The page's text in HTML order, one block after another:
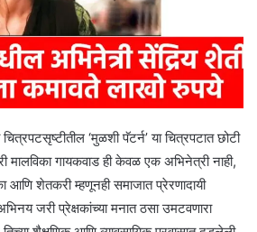
चित्रपटसृष्टीतील ‘मुळशी पॅटर्न’ या चित्रपटात छोटी
मालविका गायकवाड ही केवळ एक अभिनेत्री नाही,
आणि शेतकरी म्हणूनही समाजात प्रेरणादायी
जरी प्रेक्षकांच्या मनात ठसा उमटवणारा